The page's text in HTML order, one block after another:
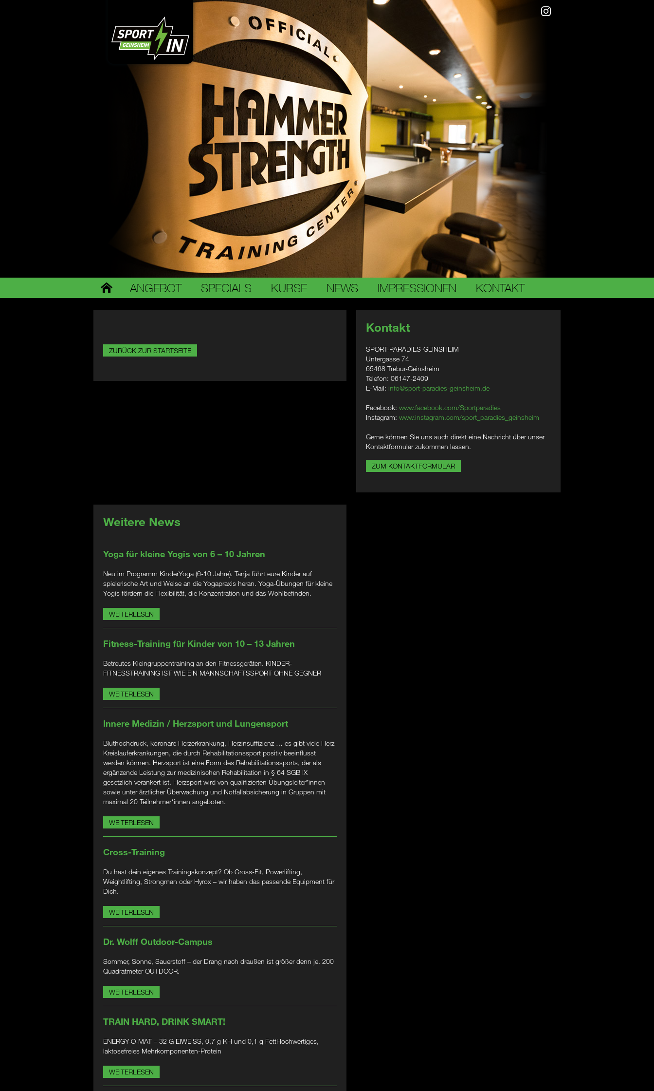
ANGEBOT SPECIALS KURSE NEWS IMPRESSIONEN KONTAKT
ZURÜCK ZUR STARTSEITE
Kontakt
SPORT-PARADIES-GEINSHEIM
Untergasse 74
65468 Trebur-Geinsheim
Telefon: 06147-2409
E-Mail: info@sport-paradies-geinsheim.de
Facebook: www.facebook.com/Sportparadies
Instagram: www.instagram.com/sport_paradies_geinsheim
Gerne können Sie uns auch direkt eine Nachricht über unser
Kontaktformular zukommen lassen.
ZUM KONTAKTFORMULAR
Weitere News
Yoga für kleine Yogis von 6 – 10 Jahren
Neu im Programm KinderYoga (6-10 Jahre). Tanja führt eure Kinder auf
spielerische Art und Weise an die Yogapraxis heran. Yoga-Übungen für kleine
Yogis fördern die Flexibilität, die Konzentration und das Wohlbefinden.
WEITERLESEN
Fitness-Training für Kinder von 10 – 13 Jahren
Betreutes Kleingruppentraining an den Fitnessgeräten. KINDER-
FITNESSTRAINING IST WIE EIN MANNSCHAFTSSPORT OHNE GEGNER
WEITERLESEN
Innere Medizin / Herzsport und Lungensport
Bluthochdruck, koronare Herzerkrankung, Herzinsuffizienz … es gibt viele Herz-
Kreislauferkrankungen, die durch Rehabilitationssport positiv beeinflusst
werden können. Herzsport ist eine Form des Rehabilitationssports, der als
ergänzende Leistung zur medizinischen Rehabilitation in § 64 SGB IX
gesetzlich verankert ist. Herzsport wird von qualifizierten Übungsleiter*innen
sowie unter ärztlicher Überwachung und Notfallabsicherung in Gruppen mit
maximal 20 Teilnehmer*innen angeboten.
WEITERLESEN
Cross-Training
Du hast dein eigenes Trainingskonzept? Ob Cross-Fit, Powerlifting,
Weightlifting, Strongman oder Hyrox – wir haben das passende Equipment für
Dich.
WEITERLESEN
Dr. Wolff Outdoor-Campus
Sommer, Sonne, Sauerstoff – der Drang nach draußen ist größer denn je. 200
Quadratmeter OUTDOOR.
WEITERLESEN
TRAIN HARD, DRINK SMART!
ENERGY-O-MAT – 32 G EIWEISS, 0,7 g KH und 0,1 g FettHochwertiges,
laktosefreies Mehrkomponenten-Protein
WEITERLESEN